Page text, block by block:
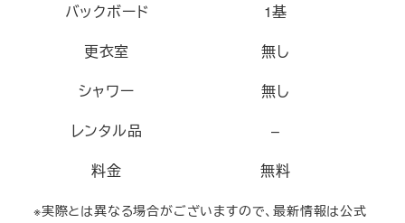
バックボード
1基
更衣室
無し
シャワー
無し
レンタル品
–
料金
無料
※実際とは異なる場合がございますので、最新情報は公式